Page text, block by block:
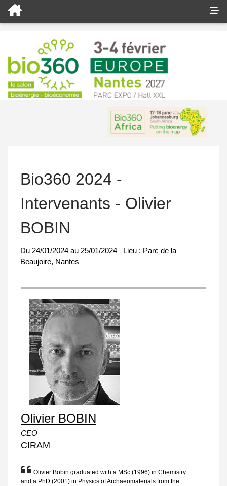
Bio360 2024 -
Intervenants - Olivier
BOBIN
Du 24/01/2024 au 25/01/2024 Lieu : Parc de la
Beaujoire, Nantes
Olivier BOBIN
CEO
CIRAM
Olivier Bobin graduated with a MSc (1996) in Chemistry
and a PhD (2001) in Physics of Archaeomaterials from the